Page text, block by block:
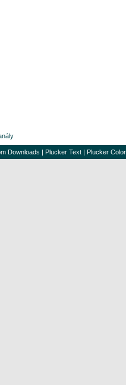
Downloads | Plucker Text | Plucker Color